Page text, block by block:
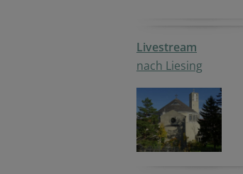
Livestream
nach Liesing